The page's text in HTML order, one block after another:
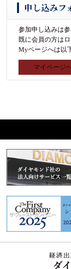
申し込みフ
参加申し込みは
既に会員の方は
Myページへは以
マイページ